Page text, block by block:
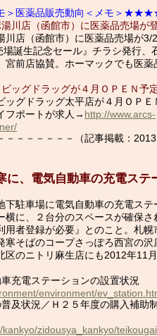
医薬品販売動向＜メモ＞
川店（函館市）に医薬品売場が
川店（函館市）に医薬品売場が3/
誕生記念セール』チラシ発行、
宮前店協賛。ホーマックでも医
ッグドラッグが４月ＯＰＥＮ予
ッグドラッグ太平店が４月ＯＰ
フポートが求人→ http://www.arcs-
－－－－－－－（記事掲載：
に、電気自動車の充電ステ
下駐車場に電気自動車の充電ステ
横に、２台分のスペースが確保
用者登録が必要』とのこと。札
寒そばのコープさっぽろ西宮の沢
区のニトリ麻生店にも2012年11
充電ステーションの設置状況
environment/
及状況／Ｈ２５年度の購入補助
zidousya_kankyo/